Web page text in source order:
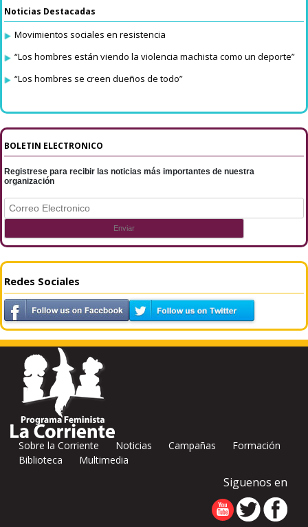
Noticias Destacadas
Movimientos sociales en resistencia
“Los hombres están viendo la violencia machista como un deporte”
“Los hombres se creen dueños de todo”
BOLETIN ELECTRONICO
Registrese para recibir las noticias más importantes de nuestra
organización
Redes Sociales
Sobre la Corriente Noticias Campañas
Formación
Biblioteca
Multimedia
Siguenos en